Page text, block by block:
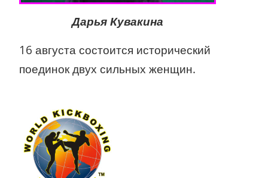
Дарья Кувакина
16 августа состоится исторический
поединок двух сильных женщин.